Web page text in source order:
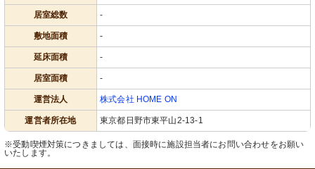
居室総数 -
敷地面積 -
延床面積 -
居室面積 -
運営法人 株式会社 HOME ON
運営者所在地 東京都日野市東平山2-13-1
※受動喫煙対策につきましては、面接時に施設担当者にお問い合わせをお願い
いたします。